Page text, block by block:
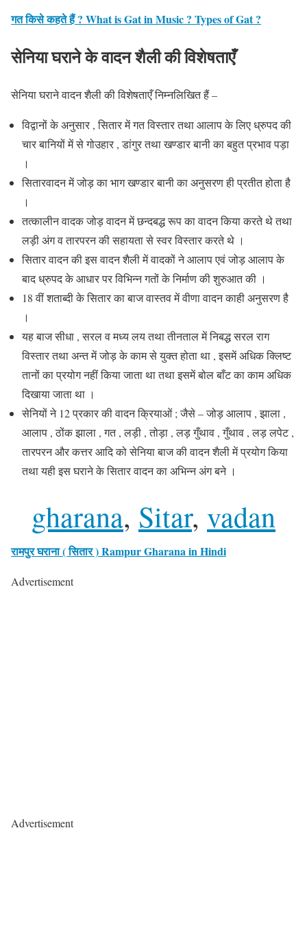
गत किसे कहते हैं ? What is Gat in Music ? Types of Gat ?
सेनिया घराने के वादन शैली की विशेषताएँ
सेनिया घरानेवादन शैली की विशेषताएँ निम्नलिखित हैं –
विद्वानों के अनुसार , सितार में गत विस्तार तथा आलाप के लिए ध्रुपद की
चार बानियों में से गोउहार , डांगुर तथा खण्डार बानी का बहुत प्रभाव पड़ा
।
सितारवादन में जोड़ का भाग खण्डार बानी का अनुसरण ही प्रतीत होता है
।
तत्कालीन वादक जोड़ वादन में छन्दबद्ध रूप का वादन किया करते थे तथा
लड़ी अंग व तारपरन की सहायता से स्वर विस्तार करते थे ।
सितार वादन की इस वादन शैली में वादकों ने आलाप एवं जोड़ आलाप के
बाद ध्रुपद के आधार पर विभिन्न गतों के निर्माण की शुरुआत की ।
18 वीं शताब्दी के सितार का बाज वास्तव में वीणा वादन काही अनुसरण है
।
यह बाज सीधा , सरल व मध्य लय तथा तीनताल में निबद्ध सरल राग
विस्तार तथा अन्त में जोड़ के काम से युक्त होता था , इसमें अधिक क्लिष्ट
तानों का प्रयोग नहीं किया जाता था तथा इसमें बोल बाँट का काम अधिक
दिखाया जाता था ।
सेनियों ने 12 प्रकार की वादन क्रियाओं ; जैसे – जोड़ आलाप , झाला ,
आलाप , ठोंक झाला , गत , लड़ी , तोड़ा , लड़ गुँथाव , गुँथाव , लड़ लपेट ,
तारपरन और कत्तर आदि को सेनिया बाज की वादन शैली में प्रयोग किया
तथा यही इस घराने के सितार वादन का अभिन्न अंग बने ।
gharana, Sitar, vadan
रामपुर घराना ( सितार ) Rampur Gharana in Hindi
Advertisement
Advertisement